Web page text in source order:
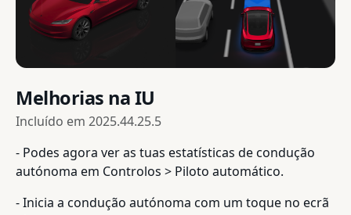
Melhorias na IU
Incluído em 2025.44.25.5
- Podes agora ver as tuas estatísticas de condução
autónoma em Controlos > Piloto automático.
- Inicia a condução autónoma com um toque no ecrã